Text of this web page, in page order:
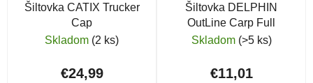
Šiltovka CATIX Trucker
Cap
Skladom (2 ks)
€24,99
Šiltovka DELPHIN
OutLine Carp Full
Skladom (>5 ks)
€11,01